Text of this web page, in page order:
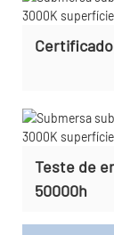
Certificado
Teste de
50000h